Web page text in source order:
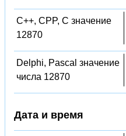
C++, CPP, C значение
12870
Delphi, Pascal значение
числа 12870
Дата и время